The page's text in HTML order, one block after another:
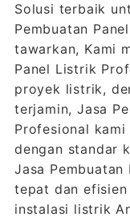
Solusi terbaik
Pembuatan
tawarkan, Kami
Panel Listrik
proyek listrik,
terjamin, Jasa
Profesional
dengan standar
Jasa
tepat dan efisien
instalasi listrik